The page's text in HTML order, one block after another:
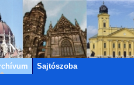
Sajtószoba